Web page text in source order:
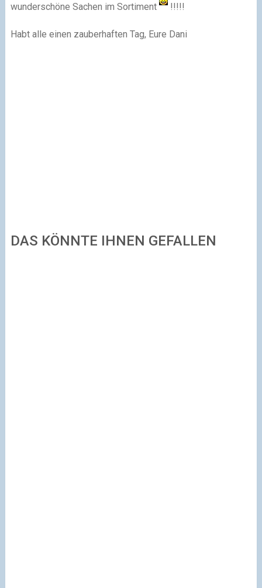
wunderschöne Sachen im Sortiment
!!!!!
Habt alle einen zauberhaften Tag, Eure Dani
DAS KÖNNTE IHNEN GEFALLEN